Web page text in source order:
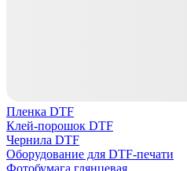
Пленка DTF
Клей-порошок DTF
Чернила DTF
Оборудование для DTF-печати
Фотобумага глянцевая